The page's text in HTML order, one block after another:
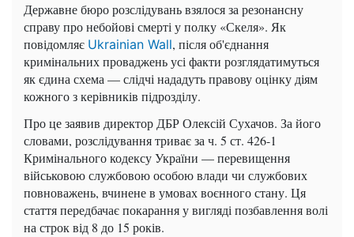
Державне бюро розслідувань взялося за резонансну
справу про небойові смерті у полку «Скеля». Як
повідомляє Ukrainian Wall, після об'єднання
кримінальних проваджень усі факти розглядатимуться
як єдина схема — слідчі нададуть правову оцінку діям
кожного з керівників підрозділу.
Про це заявив директор ДБР Олексій Сухачов. За його
словами, розслідування триває за ч. 5 ст. 426-1
Кримінального кодексу України — перевищення
військовою службовою особою влади чи службових
повноважень, вчинене в умовах воєнного стану. Ця
стаття передбачає покарання у вигляді позбавлення волі
на строк від 8 до 15 років.